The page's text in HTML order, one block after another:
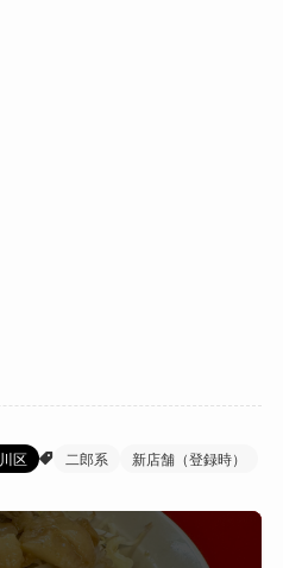
区 二郎系 新店舗（登録時）